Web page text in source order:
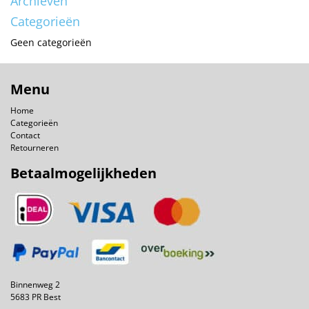
Categorieën
Geen categorieën
Menu
Home
Categorieën
Contact
Retourneren
Betaalmogelijkheden
Binnenweg 2
5683 PR Best